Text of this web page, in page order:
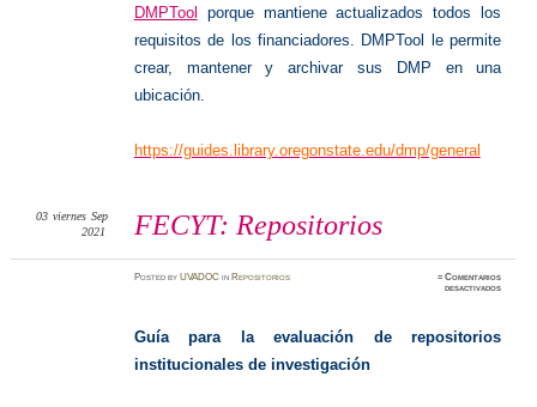
DMPTool
porque mantiene actualizados todos los
requisitos de los financiadores. DMPTool le permite
crear, mantener y archivar sus DMP en una
ubicación.
https://guides.library.oregonstate.edu/dmp/general
FECYT: Repositorios
03 viernes Sep
2021
PostedbyUVADOC in Repositorios ≈Comentarios
desactivadosen
Guía para la evaluación de repositorios
institucionales de investigación